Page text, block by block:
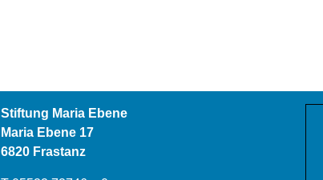
Stiftung Maria Ebene
Maria Ebene 17
6820 Frastanz